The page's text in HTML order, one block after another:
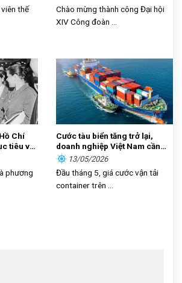
thế
tốt”
Chào mừng thành công Đại hội
XIV Công đoàn ...
Chí
tiêu và
phương
Cước tàu biển tăng trở lại,
doanh nghiệp Việt Nam cần
làm gì?13/05/2026
Đầu tháng 5, giá cước vận tải
container trên ...